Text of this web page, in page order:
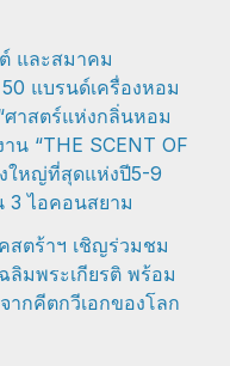
และสมาคม
แบรนด์เครื่องหอม
ศาสตร์แห่งกลิ่นหอม
น “THE SCENT OF
ใหญ่ที่สุดแห่งปี5-9
ไอคอนสยาม
สตร้าฯ เชิญร่วมชม
ลิมพระเกียรติ พร้อม
ากคีตกวีเอกของโลก